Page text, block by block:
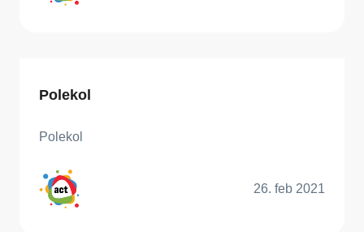
Polekol
Polekol
26. feb 2021